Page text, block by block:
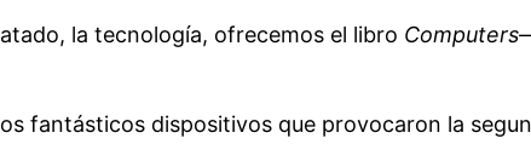
la tecnología, ofrecemos el libro
fantásticos dispositivos que provocaron la